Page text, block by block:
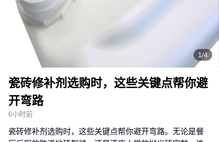
1/4
瓷砖修补剂选购时，这些关键点帮你避
开弯路
6小时前
瓷砖修补剂选购时，这些关键点帮你避开弯路。无论是餐